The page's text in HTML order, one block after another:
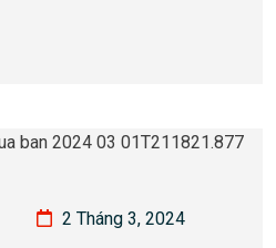
2 Tháng 3, 2024